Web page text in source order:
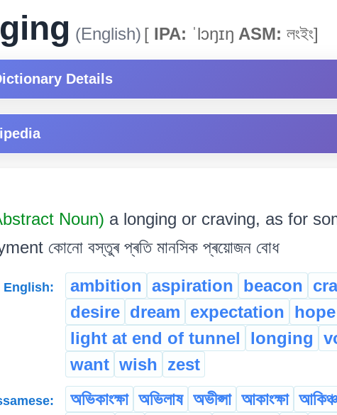
(English) [ IPA: ˈlɔŋɪŋ ASM: লংইং]
Details
Noun) a longing or craving, as for
কোনো বস্তুৰ প্ৰতি মানসিক প্ৰয়োজন বোধ
English: ambition aspiration beacon
desire dream expectation hope
light at end of tunnel
longing
want wish zest
অভিকাংক্ষা অভিলাষ অভীপ্সা আকাংক্ষা